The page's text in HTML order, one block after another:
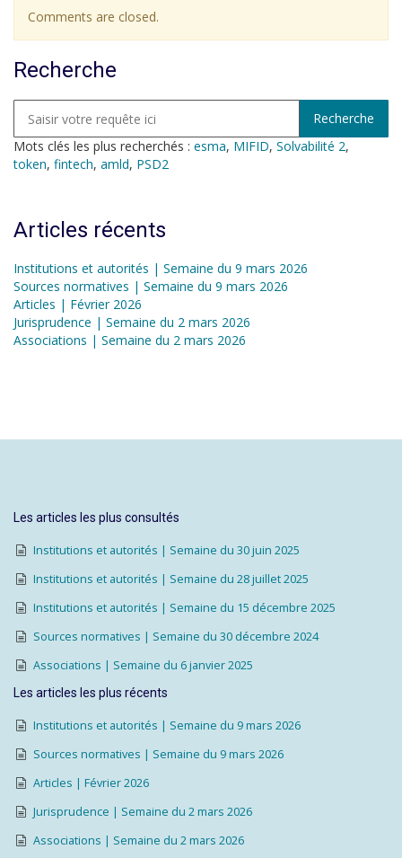
Comments are closed.
Recherche
Mots clés les plus recherchés : esma, MIFID, Solvabilité 2,
token, fintech, amld, PSD2
Articles récents
Institutions et autorités | Semaine du 9 mars 2026
Sources normatives | Semaine du 9 mars 2026
Articles | Février 2026
Jurisprudence | Semaine du 2 mars 2026
Associations | Semaine du 2 mars 2026
Les articles les plus consultés
Institutions et autorités | Semaine du 30 juin 2025
Institutions et autorités | Semaine du 28 juillet 2025
Institutions et autorités | Semaine du 15 décembre 2025
Sources normatives | Semaine du 30 décembre 2024
Associations | Semaine du 6 janvier 2025
Les articles les plus récents
Institutions et autorités | Semaine du 9 mars 2026
Sources normatives | Semaine du 9 mars 2026
Articles | Février 2026
Jurisprudence | Semaine du 2 mars 2026
Associations | Semaine du 2 mars 2026